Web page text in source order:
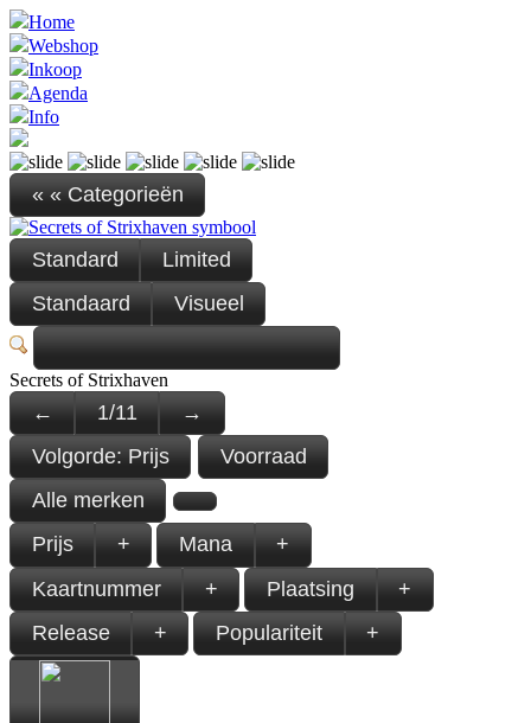
Home
Webshop
Inkoop
Agenda
Info
« « Categorieën
Standard
Limited
Standaard
Visueel
Secrets of Strixhaven
← 1/11
→
Volgorde: Prijs
Voorraad
Alle merken
Prijs
+ Mana
+
Kaartnummer
+ Plaatsing
+
Release
+ Populariteit +